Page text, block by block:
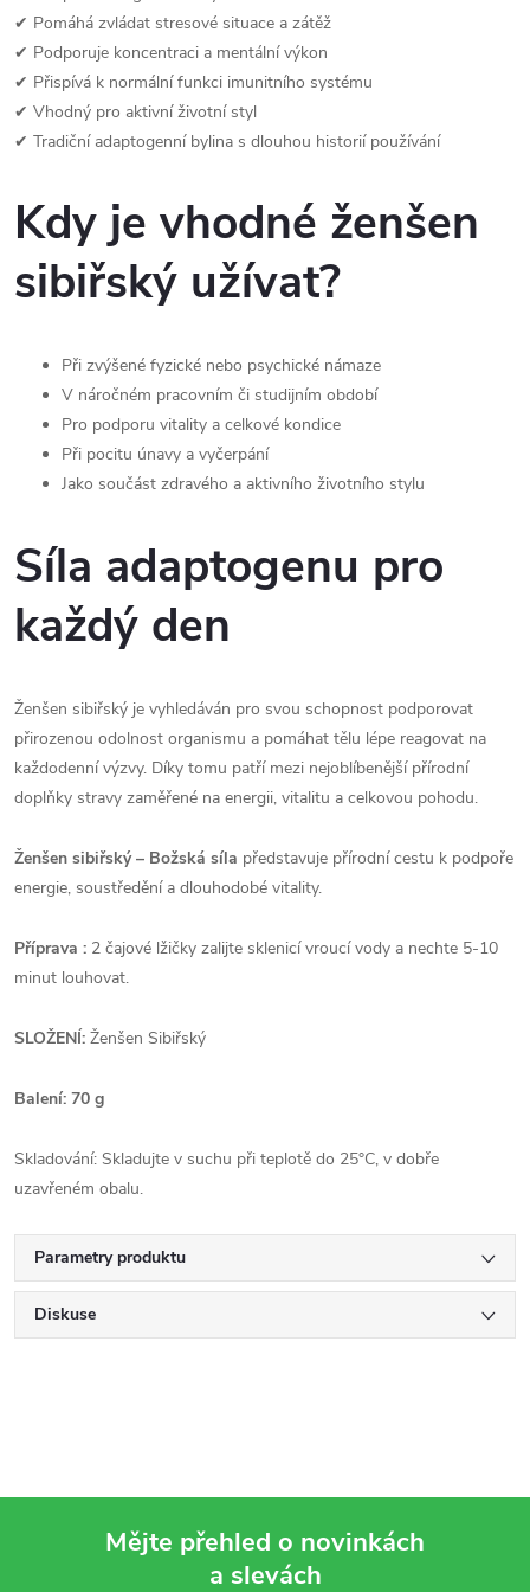
✔ Pomáhá zvládat stresové situace a zátěž
✔ Podporuje koncentraci a mentální výkon
✔ Přispívá k normální funkci imunitního systému
✔ Vhodný pro aktivní životní styl
✔ Tradiční adaptogenní bylina s dlouhou historií používání
Kdy je vhodné ženšen
sibiřský užívat?
Při zvýšené fyzické nebo psychické námaze
V náročném pracovním či studijním období
Pro podporu vitality a celkové kondice
Při pocitu únavy a vyčerpání
Jako součást zdravého a aktivního životního stylu
Síla adaptogenu pro
každý den
Ženšen sibiřský je vyhledáván pro svou schopnost podporovat
přirozenou odolnost organismu a pomáhat tělu lépe reagovat na
každodenní výzvy. Díky tomu patří mezi nejoblíbenější přírodní
doplňky stravy zaměřené na energii, vitalitu a celkovou pohodu.
Ženšen sibiřský – Božská síla představuje přírodní cestu k podpoře
energie, soustředění a dlouhodobé vitality.
Příprava : 2 čajové lžičky zalijte sklenicí vroucí vody a nechte 5-10
minut louhovat.
SLOŽENÍ: Ženšen Sibiřský
Balení: 70 g
Skladování: Skladujte v suchu při teplotě do 25°C, v dobře
uzavřeném obalu.
Parametry produktu
Diskuse
Mějte přehled o novinkách
a slevách